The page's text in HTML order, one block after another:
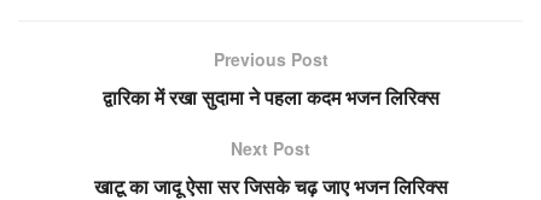
Previous Post
द्वारिका में रखा सुदामा ने पहला कदम भजन लिरिक्स
Next Post
खाटू का जादू ऐसा सर जिसके चढ़ जाए भजन लिरिक्स